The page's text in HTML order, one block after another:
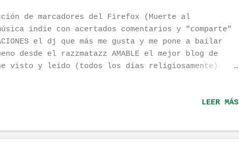
de marcadores del Firefox (Muerte al
indie con acertados comentarios y "comparte"
el dj que más me gusta y me pone a bailar
desde el razzmatazz AMABLE el mejor blog de
he visto y leído (todos los días religiosamente)
oficina decente y muy util OFICINAABIERTA3.0
la internet. Una vez más gracias por leernos.
LEER MÁS